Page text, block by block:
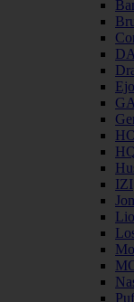
IZI
Lio